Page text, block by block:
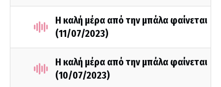
Η καλή μέρα από την μπάλα φαίνεται
(11/07/2023)
Η καλή μέρα από την μπάλα φαίνεται
(10/07/2023)